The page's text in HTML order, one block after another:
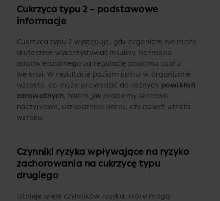
Cukrzyca typu 2 – podstawowe
informacje
Cukrzyca typu 2 występuje, gdy organizm nie może
skutecznie wykorzystywać insuliny, hormonu
odpowiedzialnego za regulację poziomu cukru
we krwi. W rezultacie poziom cukru w organizmie
wzrasta, co może prowadzić do różnych powikłań
zdrowotnych, takich jak problemy sercowo-
naczyniowe, uszkodzenie nerek, czy nawet utrata
wzroku.
Czynniki ryzyka wpływające na ryzyko
zachorowania na cukrzycę typu
drugiego
Istnieje wiele czynników ryzyka, które mogą